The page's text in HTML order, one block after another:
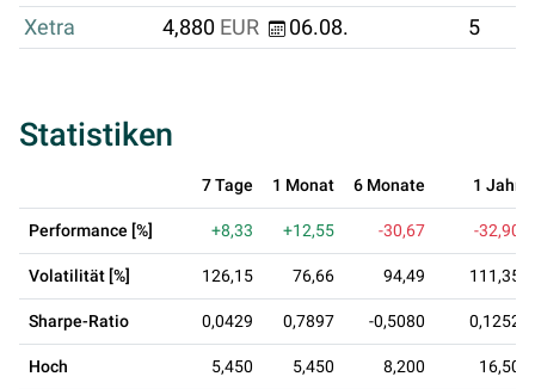
Xetra
4,880 EUR 06.08. 5
Statistiken
7 Tage 1 Monat 6 Monate 1 Jahr
Performance [%] +8,33 +12,55 -30,67 -32,90
Volatilität [%] 126,15 76,66 94,49 111,35
Sharpe-Ratio 0,0429 0,7897 -0,5080 0,1252
Hoch 5,450 5,450 8,200 16,50